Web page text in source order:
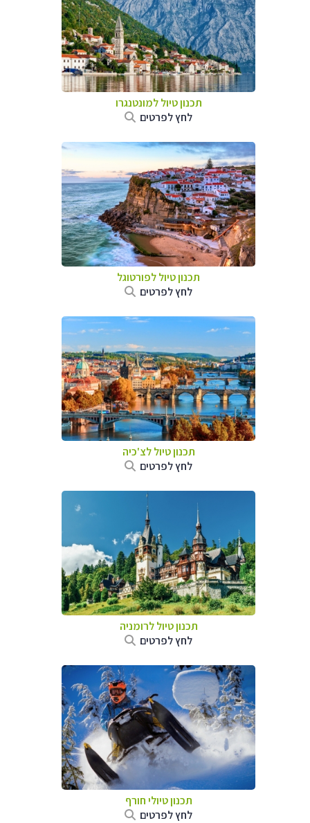
תכנון טיול למונטנגרו
לחץ לפרטים
תכנון טיול לפורטוגל
לחץ לפרטים
תכנון טיול לצ'כיה
לחץ לפרטים
תכנון טיול לרומניה
לחץ לפרטים
תכנון טיולי חורף
לחץ לפרטים